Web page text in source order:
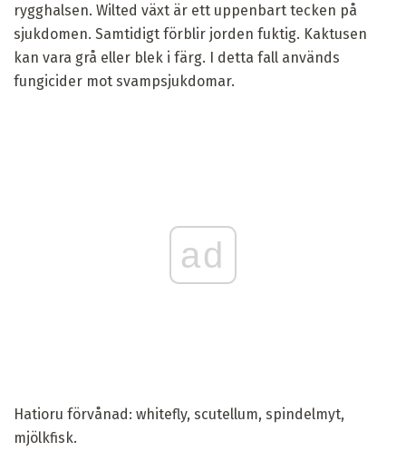
rygghalsen. Wilted växt är ett uppenbart tecken på
sjukdomen. Samtidigt förblir jorden fuktig. Kaktusen
kan vara grå eller blek i färg. I detta fall används
fungicider mot svampsjukdomar.
ad
Hatioru förvånad: whitefly, scutellum, spindelmyt,
mjölkfisk.